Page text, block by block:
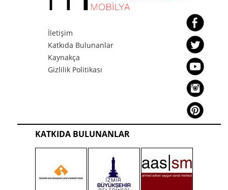
İletişim
Katkıda Bulunanlar
Kaynakça
Gizlilik Politikası
KATKIDA BULUNANLAR